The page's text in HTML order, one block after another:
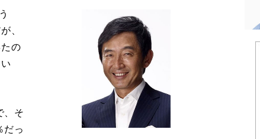
、
の
、そ
だっ